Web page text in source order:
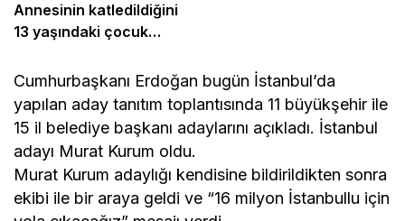
Annesinin katledildiğini
13 yaşındaki çocuk
Cumhurbaşkanı Erdoğan bugün İstanbul’da
yapılan aday tanıtım toplantısında 11 büyükşehir ile
15 il belediye başkanı adaylarını açıkladı. İstanbul
adayı Murat Kurum oldu.
Murat Kurum adaylığı kendisine bildirildikten sonra
ekibi ile bir araya geldi ve “16 milyon İstanbullu için